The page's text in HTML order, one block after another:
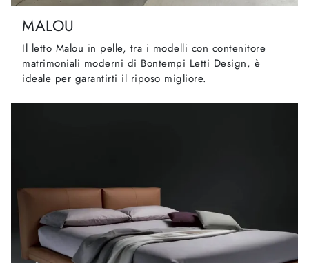
MALOU
Il letto Malou in pelle, tra i modelli con contenitore
matrimoniali moderni di Bontempi Letti Design, è
ideale per garantirti il riposo migliore.